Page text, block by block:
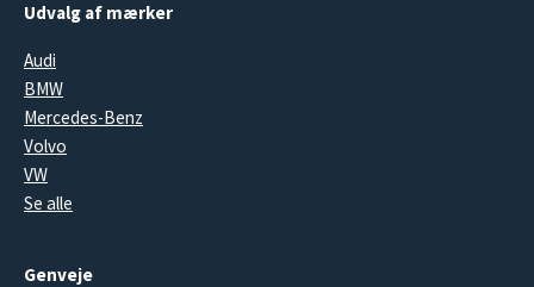
Udvalg af mærker
Audi
BMW
Mercedes-Benz
Volvo
VW
Se alle
Genveje